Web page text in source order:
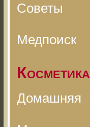
Советы
Медпоиск
Косметика
Домашняя